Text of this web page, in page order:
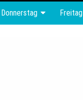
Donnerstag Freitag